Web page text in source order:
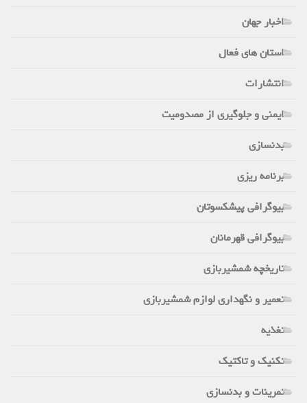
اخبار جهان
استان های فعال
انتشارات
ایمنی و جلوگیری از مصدومیت
بدنسازی
برنامه ریزی
بیوگرافی پیشکسوتان
بیوگرافی قهرمانان
تاریخچه شمشیربازی
تعمیر و نگهداری لوازم شمشیربازی
تغذیه
تکنیک و تاکتیک
تمرینات و بدنسازی